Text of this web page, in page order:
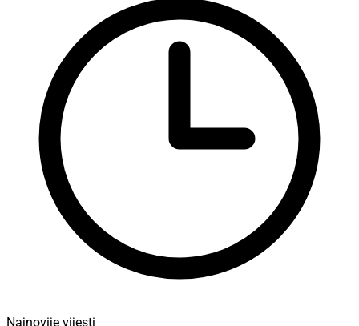
Najnovije vijesti